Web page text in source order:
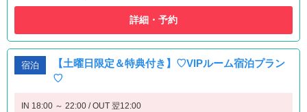
詳細・予約
宿泊
【土曜日限定＆特典付き】♡VIPルーム宿泊プラン
♡
IN 18:00 ～ 22:00 / OUT 翌12:00